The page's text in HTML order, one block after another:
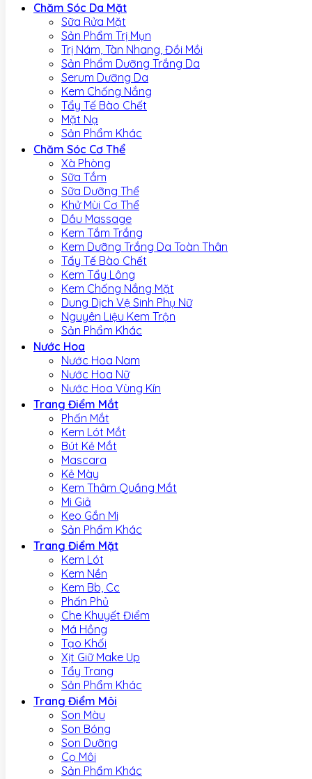
Chăm Sóc Da Mặt
Sữa Rửa Mặt
Sản Phẩm Trị Mụn
Trị Nám, Tàn Nhang, Đồi Mồi
Sản Phẩm Dưỡng Trắng Da
Serum Dưỡng Da
Kem Chống Nắng
Tẩy Tế Bào Chết
Mặt Nạ
Sản Phẩm Khác
Chăm Sóc Cơ Thể
Xà Phòng
Sữa Tắm
Sữa Dưỡng Thể
Khử Mùi Cơ Thể
Dầu Massage
Kem Tắm Trắng
Kem Dưỡng Trắng Da Toàn Thân
Tẩy Tế Bào Chết
Kem Tẩy Lông
Kem Chống Nắng Mặt
Dung Dịch Vệ Sinh Phụ Nữ
Nguyên Liệu Kem Trộn
Sản Phẩm Khác
Nước Hoa
Nước Hoa Nam
Nước Hoa Nữ
Nước Hoa Vùng Kín
Trang Điểm Mắt
Phấn Mắt
Kem Lót Mắt
Bút Kẻ Mắt
Mascara
Kẻ Mày
Kem Thâm Quầng Mắt
Mi Giả
Keo Gắn Mi
Sản Phẩm Khác
Trang Điểm Mặt
Kem Lót
Kem Nền
Kem Bb, Cc
Phấn Phủ
Che Khuyết Điểm
Má Hồng
Tạo Khối
Xịt Giữ Make Up
Tẩy Trang
Sản Phẩm Khác
Trang Điểm Môi
Son Màu
Son Bóng
Son Dưỡng
Cọ Môi
Sản Phẩm Khác